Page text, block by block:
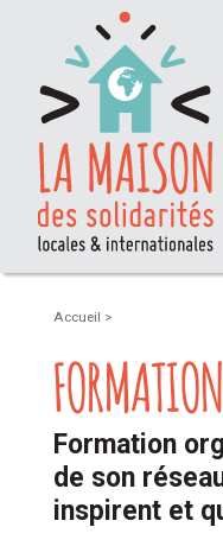
Accueil >
Formation
de son
inspirent et